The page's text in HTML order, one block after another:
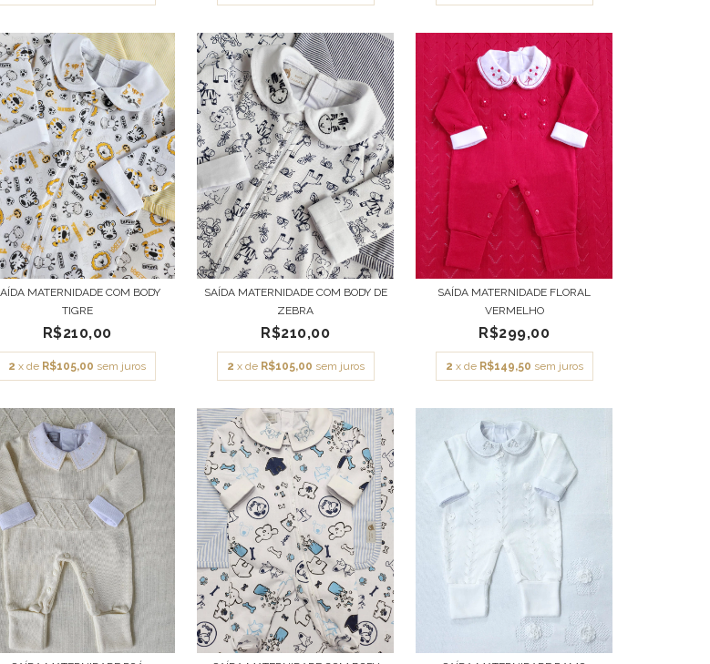
MATERNIDADE COM BODY
TIGRE
R$210,00
2 x de R$105,00 sem juros
SAÍDA MATERNIDADE COM BODY DE
ZEBRA
R$210,00
2 x de R$105,00 sem juros
SAÍDA MATERNIDADE FLORAL
VERMELHO
R$299,00
2 x de R$149,50 sem juros